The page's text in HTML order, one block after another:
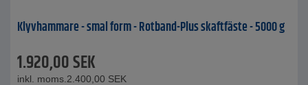
Klyvhammare - smal form - Rotband-Plus skaftfäste - 5000 g
1.920,00SEK
inkl. moms. 2.400,00 SEK